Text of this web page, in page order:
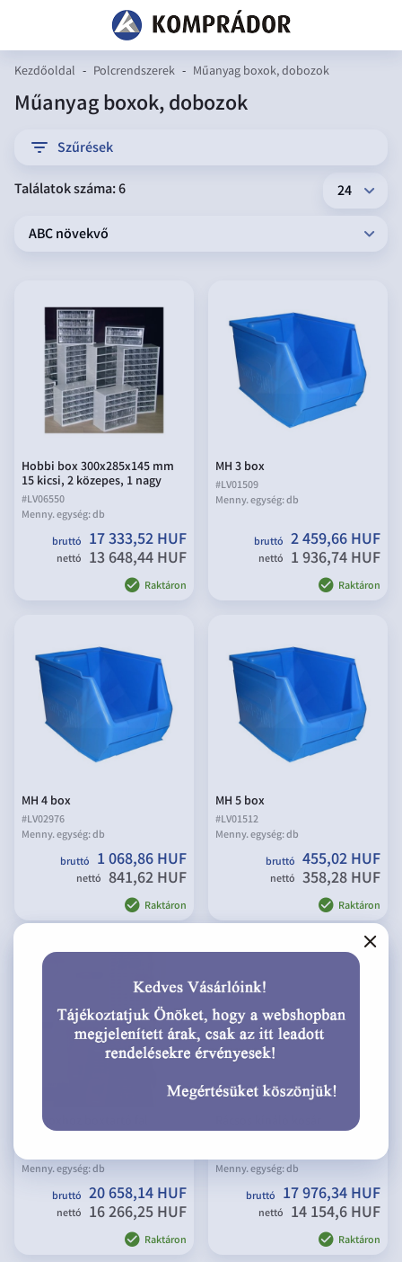
Kezdőoldal - Polcrendszerek - Műanyag boxok, dobozok
Műanyag boxok, dobozok
Találatok száma: 6
Hobbi box 300x285x145 mm
15 kicsi, 2 közepes, 1 nagy
#LV06550
Menny. egység:db
bruttó 17 333,52 HUF
nettó 13 648,44 HUF
Raktáron
MH 3 box
#LV01509
Menny. egység:db
bruttó 2 459,66 HUF
nettó 1 936,74 HUF
Raktáron
MH 4 box
#LV02976
Menny. egység:db
bruttó 1 068,86 HUF
nettó 841,62 HUF
Raktáron
MH 5 box
#LV01512
Menny. egység:db
bruttó 455,02 HUF
nettó 358,28 HUF
Raktáron
MH boxhoz boxtartó fal
991x457 mm
#
Menny. egység:db
bruttó 20 658,14 HUF
nettó 16 266,25 HUF
Raktáron
540x540x770 mm
Menny. egység:db
bruttó 17 976,34 HUF
nettó 14 154,6 HUF
Raktáron
filter Szűrések